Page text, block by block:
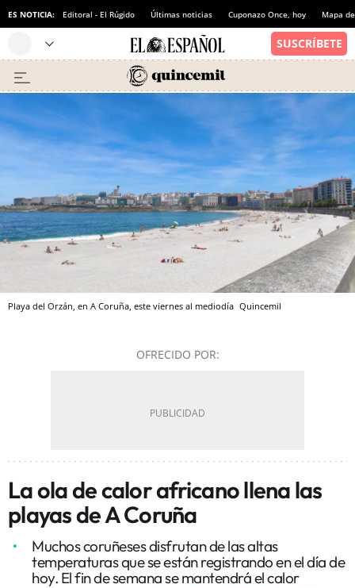
ES NOTICIA: Editoral - El Rúgido Últimas noticias Cuponazo Once, hoy Mapa
Playa del Orzán, en A Coruña, este viernes al mediodía Quincemil
OFRECIDO POR:
La ola de calor africano llena las
playas de A Coruña
Muchos coruñeses disfrutan de las altas
temperaturas que se están registrando en el día de
hoy. El fin de semana se mantendrá el calor